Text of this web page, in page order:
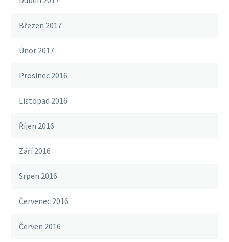
Březen 2017
Únor 2017
Prosinec 2016
Listopad 2016
Říjen 2016
Září 2016
Srpen 2016
Červenec 2016
Červen 2016